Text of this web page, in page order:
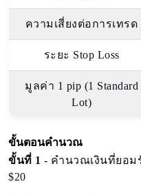
ความเสี่ยงต่อการเทรด
ระยะ Stop Loss
มูลค่า 1 pip (1 Standard
Lot)
ขั้นตอนคำนวณ
ขั้นที่ 1 - คำนวณเงินที่ยอมรั
$20